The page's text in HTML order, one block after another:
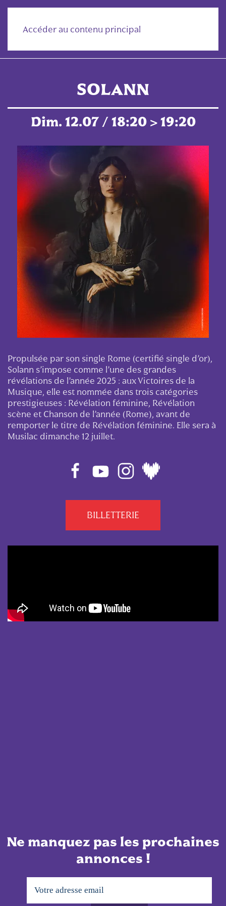
Accéder au contenu principal
SOLANN
Dim. 12.07 / 18:20 > 19:20
Propulsée par son single Rome (certifié single d’or),
Solann s’impose comme l’une des grandes
révélations de l’année 2025 : aux Victoires de la
Musique, elle est nommée dans trois catégories
prestigieuses : Révélation féminine, Révélation
scène et Chanson de l’année (Rome), avant de
remporter le titre de Révélation féminine. Elle sera à
Musilac dimanche 12 juillet.
BILLETTERIE
Ne manquez pas les prochaines
annonces !